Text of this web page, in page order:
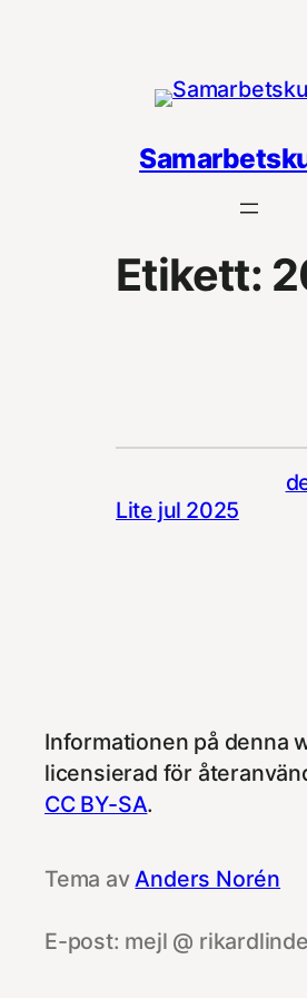
Etikett:
Lite jul 2025
Informationen på denna
licensierad för
CC BY-SA.
Tema avAnders Norén
E-post: mejl @